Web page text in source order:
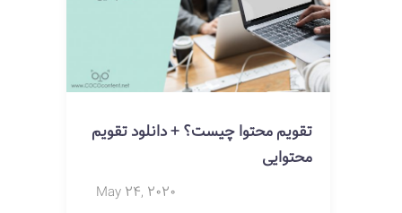
تقویم محتوا چیست؟ + دانلود تقویم
محتوایی
May 24, 2020